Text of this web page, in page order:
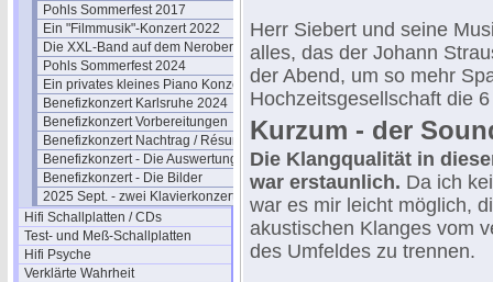
Pohls Sommerfest 2017
Ein "Filmmusik"-Konzert 2022
Die XXL-Band auf dem Neroberg
Pohls Sommerfest 2024
Ein privates kleines Piano Konzert
Benefizkonzert Karlsruhe 2024
Benefizkonzert Vorbereitungen
Benefizkonzert Nachtrag / Résumé
Benefizkonzert - Die Auswertung
Benefizkonzert - Die Bilder
2025 Sept. - zwei Klavierkonzerte
Hifi Schallplatten / CDs
Test- und Meß-Schallplatten
Hifi Psyche
Verklärte Wahrheit
Herr Siebert und seine
alles, das der Johann
der Abend, um so mehr
Hochzeitsgesellschaft die
Kurzum - der
Die Klangqualität in
war erstaunlich. Da ich
war es mir leicht möglich,
akustischen Klanges vom
des Umfeldes zu trennen.